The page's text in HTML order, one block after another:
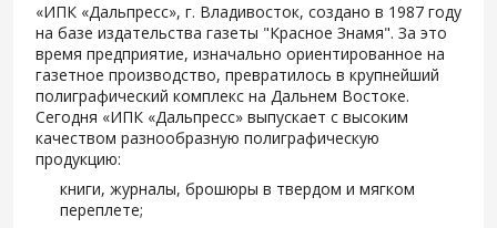
«ИПК «Дальпресс», г. Владивосток, создано в 1987 году
на базе издательства газеты "Красное Знамя". За это
время предприятие, изначально ориентированное на
газетное производство, превратилось в крупнейший
полиграфический комплекс на Дальнем Востоке.
Сегодня «ИПК «Дальпресс» выпускает с высоким
качеством разнообразную полиграфическую
продукцию:
книги, журналы, брошюры в твердом и мягком
переплете;